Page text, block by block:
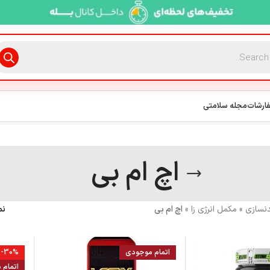
مجله سلامتی
اچ ام بی
» مکمل انرژی زا » اچ ام بی
اتمام موجودی
-30%